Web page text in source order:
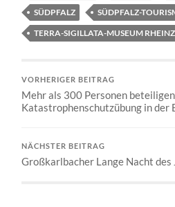
SÜDPFALZ
SÜDPFALZ-
TERRA-SIGILLATA-MUSEUM
VORHERIGER BEITRAG
Mehr als 300 Personen
Katastrophenschutzübung in der
NÄCHSTER BEITRAG
Großkarlbacher Lange Nacht des